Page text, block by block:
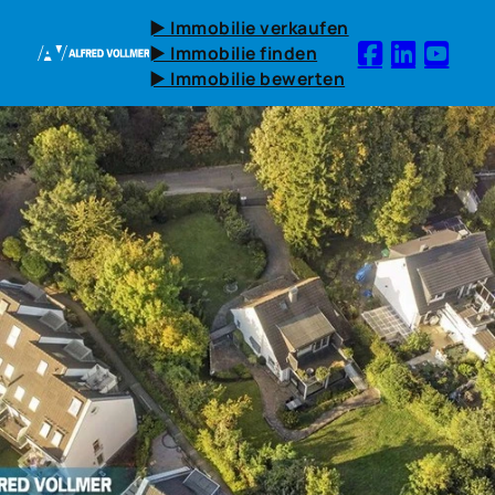
► Immobilie verkaufen
► Immobilie finden
► Immobilie bewerten